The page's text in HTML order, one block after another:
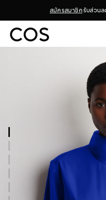
สมัครสมาชิกรับส่วนล